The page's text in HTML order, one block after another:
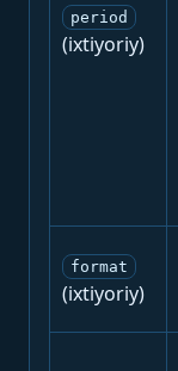
period
(ixtiyoriy)
format
(ixtiyoriy)